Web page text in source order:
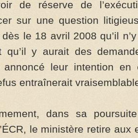
de réserve de
sur une question
le 18 avril 2008 qu’il
qu’il y aurait des
annoncé leur intention en
entraînerait
dans sa
le ministère retire